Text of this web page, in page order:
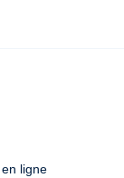
ligne